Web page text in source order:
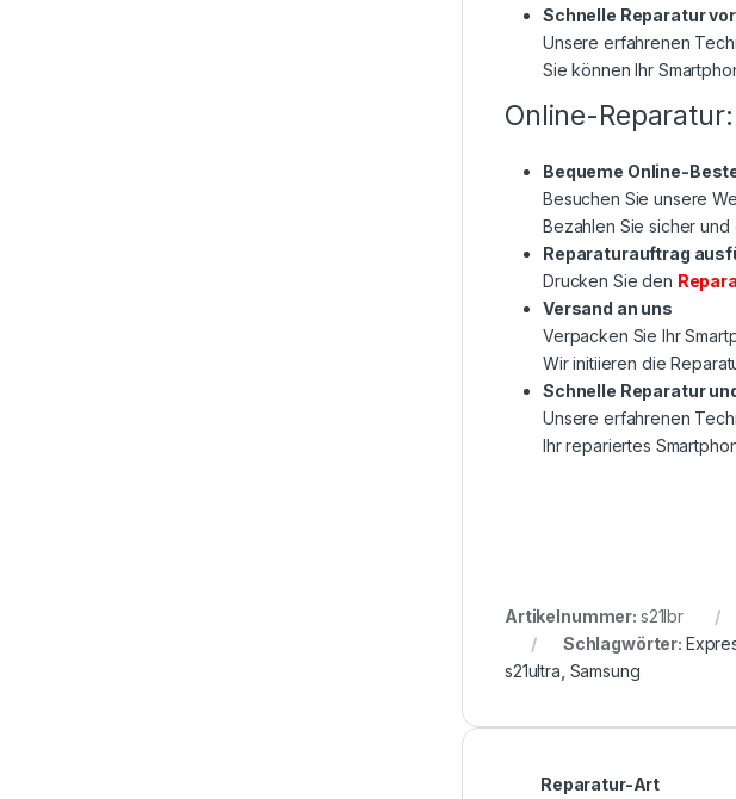
Schnelle Reparatur
Unsere erfahrenen
Sie können Ihr
Online-
Bequeme Online-
Besuchen Sie unsere
Bezahlen Sie sicher
Reparaturauftrag
Drucken Sie den
Versand an uns
Verpacken Sie Ihr
Wir initiieren die
Schnelle Reparatur
Unsere erfahrenen
Ihr repariertes
Artikelnummer: s21lbr
Schlagwörter:
s21ultra Samsung
Reparatur-Art